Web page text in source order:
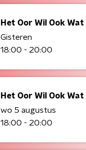
Het Oor Wil Ook Wat
Gisteren
18:00 - 20:00
Het Oor Wil Ook Wat
wo 5 augustus
18:00 - 20:00